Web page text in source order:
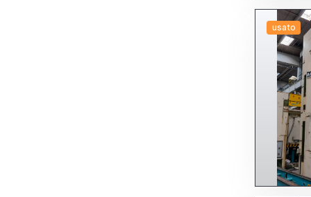
usato